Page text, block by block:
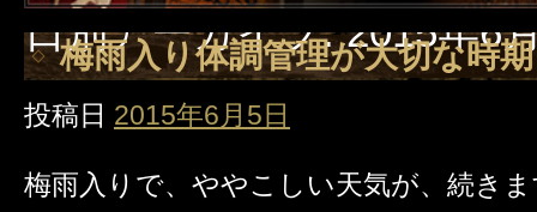
日別アーカイブ:2015年6
梅雨入り体調管理が大切な時期
投稿日 2015年6月5日
梅雨入りで、ややこしい天気が、続き